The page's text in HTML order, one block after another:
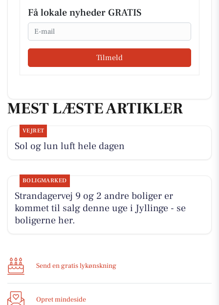
Få lokale nyheder GRATIS
Email
Tilmeld
MEST LÆSTE ARTIKLER
VEJRET
Sol og lun luft hele dagen
BOLIGMARKED
Strandagervej 9 og 2 andre boliger er
kommet til salg denne uge i Jyllinge - se
boligerne her.
Send en gratis lykønskning
Opret mindeside